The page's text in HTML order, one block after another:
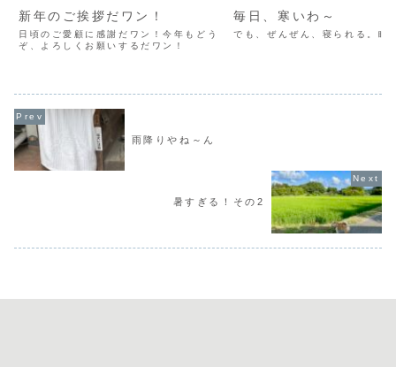
新年のご挨拶だワン！
日頃のご愛顧に感謝だワン！今年もどう
ぞ、よろしくお願いするだワン！
毎日、寒いわ～
でも、ぜんぜん、寝られる。眠
雨降りやね～ん
暑すぎる！その2